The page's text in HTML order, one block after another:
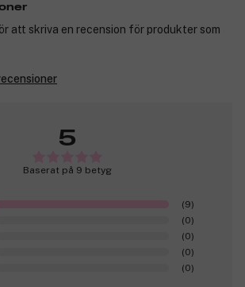
att skriva en recension för produkter som
5
Baserat på 9 betyg
(9)
(0)
(0)
(0)
(0)